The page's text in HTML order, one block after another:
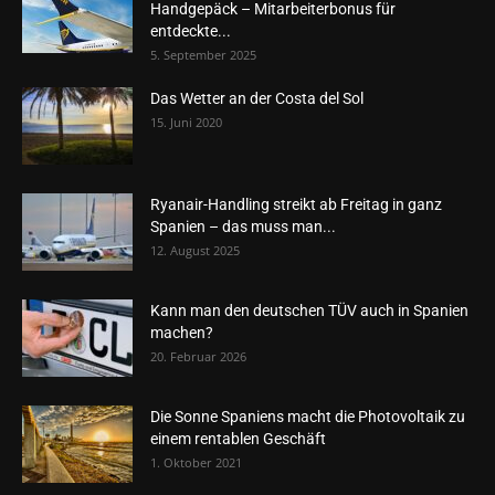
Handgepäck – Mitarbeiterbonus für
entdeckte...
5. September 2025
Das Wetter an der Costa del Sol
15. Juni 2020
Ryanair-Handling streikt ab Freitag in ganz
Spanien – das muss man...
12. August 2025
Kann man den deutschen TÜV auch in Spanien
machen?
20. Februar 2026
Die Sonne Spaniens macht die Photovoltaik zu
einem rentablen Geschäft
1. Oktober 2021